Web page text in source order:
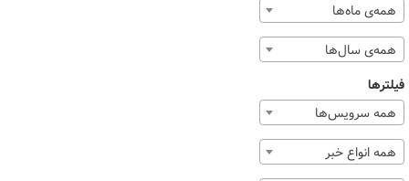
همه‌ی ماه‌ها
همه‌ی سال‌ها
فیلترها
همه سرویس‌ها
همه انواع خبر